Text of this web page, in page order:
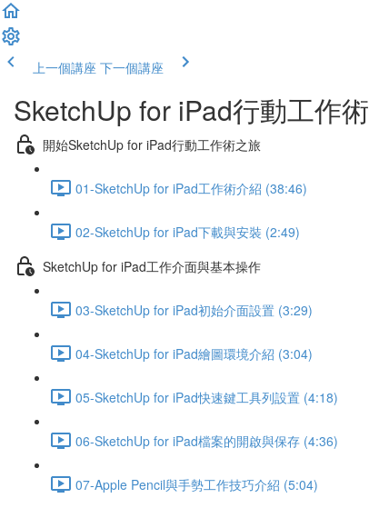
上一個講座 下一個講座
SketchUp for iPad行動工作術
開始SketchUp for iPad行動工作術之旅
01-SketchUp for iPad工作術介紹 (38:46)
02-SketchUp for iPad下載與安裝 (2:49)
SketchUp for iPad工作介面與基本操作
03-SketchUp for iPad初始介面設置 (3:29)
04-SketchUp for iPad繪圖環境介紹 (3:04)
05-SketchUp for iPad快速鍵工具列設置 (4:18)
06-SketchUp for iPad檔案的開啟與保存 (4:36)
07-Apple Pencil與手勢工作技巧介紹 (5:04)